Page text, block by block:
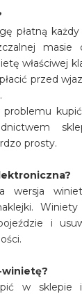
płatną
właściwej
przed
prosty.
wersja
Winiety
i
winietę?
w sklepie